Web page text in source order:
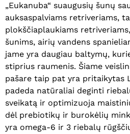
„Eukanuba“ suaugusių šunų
auksaspalviams retriveriams,
plokščiaplaukiams
šunims, airių vandens
jame yra daugiau baltymų,
stiprius raumenis. Šiame
pašare taip pat yra pritaikytas
padeda natūraliai deginti
sveikatą ir optimizuoja
dėl prebiotikų ir burokėlių
yra omega-6 ir 3 riebalų